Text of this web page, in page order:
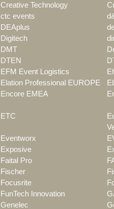
Creative Technology
ctc events
DEAplus
Digitech
DMT
DTEN
EFM Event Logistics
Elation Professional EUROPE
Encore EMEA
ETC
Eventworx
Exposive
Faital Pro
Fischer
Focusrite
FunTech Innovation
Genelec